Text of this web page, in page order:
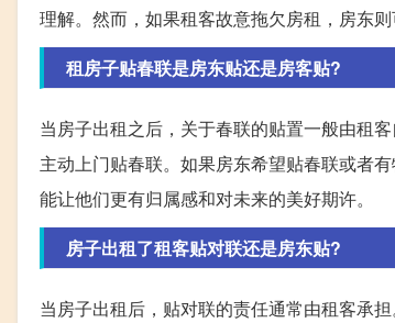
理解。然而，如果租客故意拖欠房租，房东
租房子贴春联是房东贴还是房客贴?
当房子出租之后，关于春联的贴置一般由租
主动上门贴春联。如果房东希望贴春联或者
能让他们更有归属感和对未来的美好期许。
房子出租了租客贴对联还是房东贴?
当房子出租后，贴对联的责任通常由租客承